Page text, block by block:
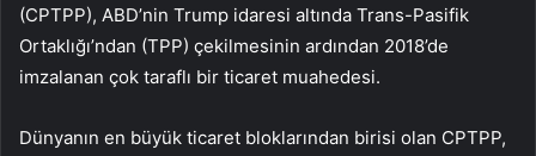
(CPTPP), ABD’nin Trump idaresi altında Trans-Pasifik
Ortaklığı’ndan (TPP) çekilmesinin ardından 2018’de
imzalanan çok taraflı bir ticaret muahedesi.
Dünyanın en büyük ticaret bloklarından birisi olan CPTPP,